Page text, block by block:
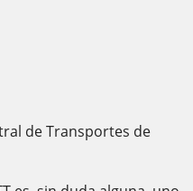
de Transportes de